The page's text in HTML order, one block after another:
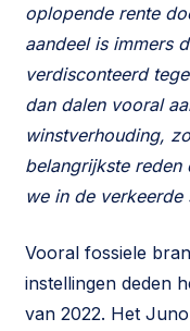
oplopende rente
aandeel is immers
verdisconteerd
dan dalen vooral
winstverhouding,
belangrijkste
we in de
Vooral fossiele
instellingen deden
van 2022. Het